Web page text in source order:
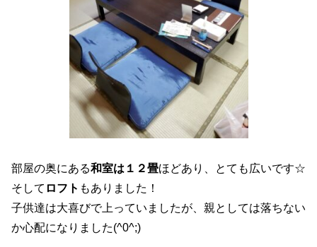
部屋の奥にある和室は１２畳ほどあり、とても広いです☆
そして ロフト もありました！
子供達は大喜びで上っていましたが、親としては落ちない
か心配になりました(^0^;)